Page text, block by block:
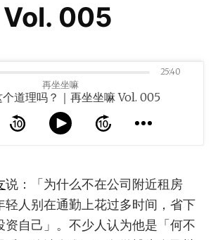
Vol. 005
再坐坐嘛
道理吗？｜再坐坐嘛 Vol. 005
25:40
说：「为什么不在公司附近租房
轻人别在通勤上花过多时间，省下
资自己」。不少人认为他是「何不